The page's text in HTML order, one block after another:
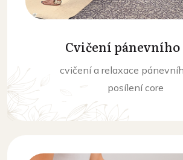
Cvičení pánevního
cvičení a relaxace
posílení core